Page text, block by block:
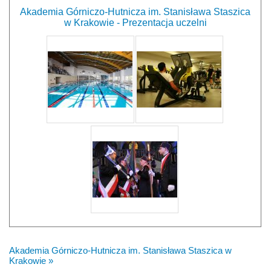
Akademia Górniczo-Hutnicza im. Stanisława Staszica
w Krakowie - Prezentacja uczelni
Akademia Górniczo-Hutnicza im. Stanisława Staszica w
Krakowie »